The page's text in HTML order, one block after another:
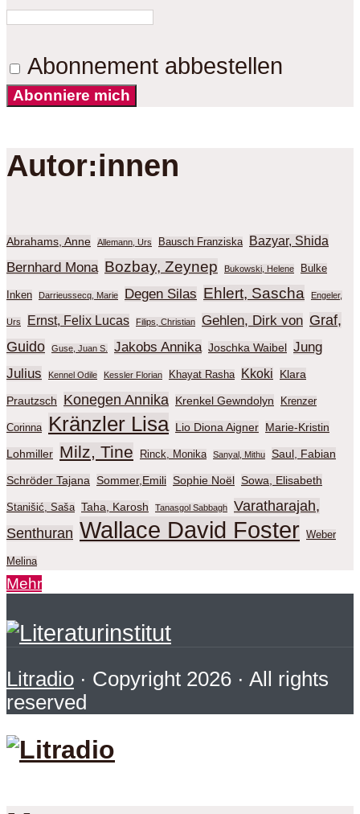
Abonnement abbestellen
Abonniere mich
Autor:innen
Abrahams, Anne Allemann, Urs Bausch Franziska Bazyar, Shida
Bernhard Mona Bozbay, Zeynep Bukowski, Helene Bulke
Inken Darrieussecq, Marie Degen Silas Ehlert, Sascha Engeler,
Urs Ernst, Felix Lucas Filips, Christian Gehlen, Dirk von Graf,
Guido
Guse, Juan S. Jakobs Annika Joschka Waibel Jung
Julius
Kennel Odile Kessler Florian Khayat Rasha Kkoki Klara
Prautzsch Konegen Annika Krenkel Gewndolyn Krenzer
Corinna Kränzler Lisa Lio Diona Aigner Marie-Kristin
Lohmiller Milz, Tine Rinck, Monika Sanyal, Mithu Saul, Fabian
Schröder Tajana Sommer,Emili Sophie Noël Sowa, Elisabeth
Stanišić, Saša Taha, Karosh Tanasgol Sabbagh
Varatharajah,
Senthuran Wallace David Foster Weber
Melina
Mehr
Litradio · Copyright 2026 · All rights
reserved